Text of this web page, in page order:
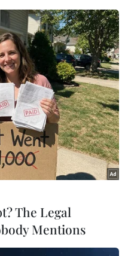
được đơn thuốc
biết trước đây nhìn đơn
đọc, nhưng hiện nay,
The Legal
Mentions